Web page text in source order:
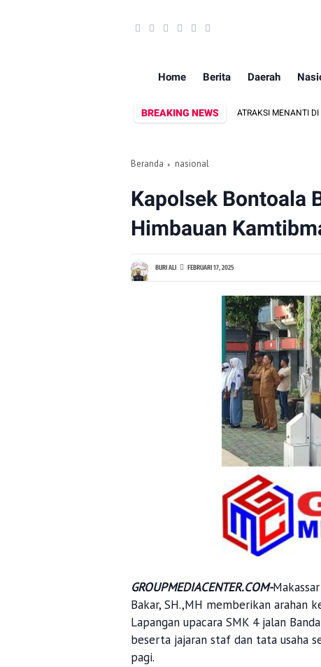
Home Berita Daerah
BREAKING NEWS
MAKIN SERU! KAPAL PERANG, FUN BIKE DAN ATRAKSI MENANTI DI KODAERAL VI
Beranda nasional
Kapolsek Bontoala
Himbauan
BURI ALI FEBRUARI 17, 2025
GROUPMEDIACENTER.COM-
Bakar, SH.,MH memberikan arahan
Lapangan upacara SMK 4 jalan
beserta jajaran staf dan tata usaha
pagi.